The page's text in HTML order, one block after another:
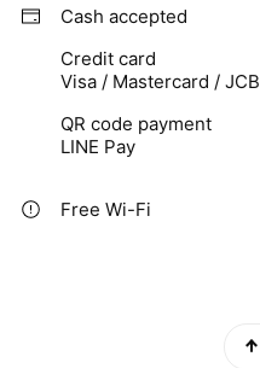
Cash accepted
Credit card
Visa / Mastercard / JCB
QR code payment
LINE Pay
Free Wi-Fi